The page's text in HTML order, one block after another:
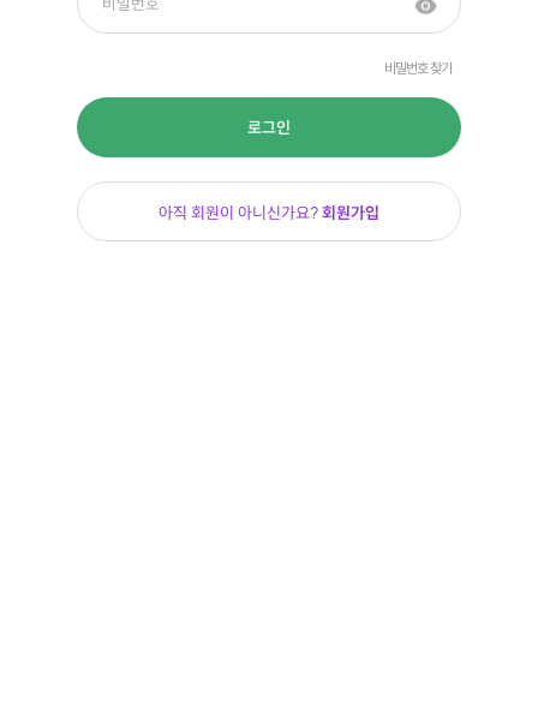
비밀번호 찾기
로그인
아직 회원이 아니신가요?회원가입